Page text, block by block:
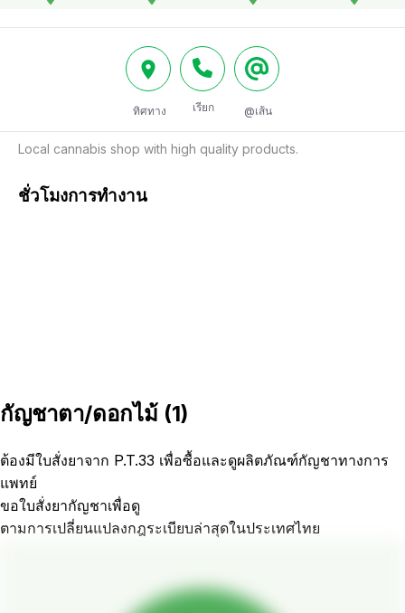
ทิศทาง เรียก @เส้น
Local cannabis shop with high quality products.
ชั่วโมงการทำงาน
กัญชาตา/ดอกไม้ (1)
ต้องมีใบสั่งยาจาก P.T.33 เพื่อซื้อและดูผลิตภัณฑ์กัญชาทางการ
แพทย์
ขอใบสั่งยากัญชาเพื่อดู
ตามการเปลี่ยนแปลงกฎระเบียบล่าสุดในประเทศไทย